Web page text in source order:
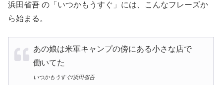
浜田省吾 の「いつかもうすぐ」には、こんなフレーズか
ら始まる。
あの娘は米軍キャンプの傍にある小さな店で
働いてた
いつかもうすぐ/浜田省吾